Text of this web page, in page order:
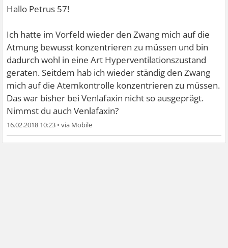
Hallo Petrus 57!
Ich hatte im Vorfeld wieder den Zwang mich auf die
Atmung bewusst konzentrieren zu müssen und bin
dadurch wohl in eine Art Hyperventilationszustand
geraten. Seitdem hab ich wieder ständig den Zwang
mich auf die Atemkontrolle konzentrieren zu müssen.
Das war bisher bei Venlafaxin nicht so ausgeprägt.
Nimmst du auch Venlafaxin?
16.02.2018 10:23 •